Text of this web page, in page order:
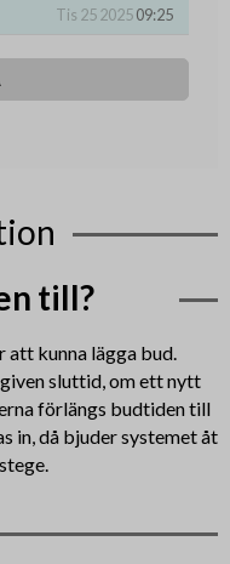
Tis 25 202509:25
till?
att kunna lägga bud.
sluttid, om ett nytt
förlängs budtiden till
in, då bjuder systemet åt